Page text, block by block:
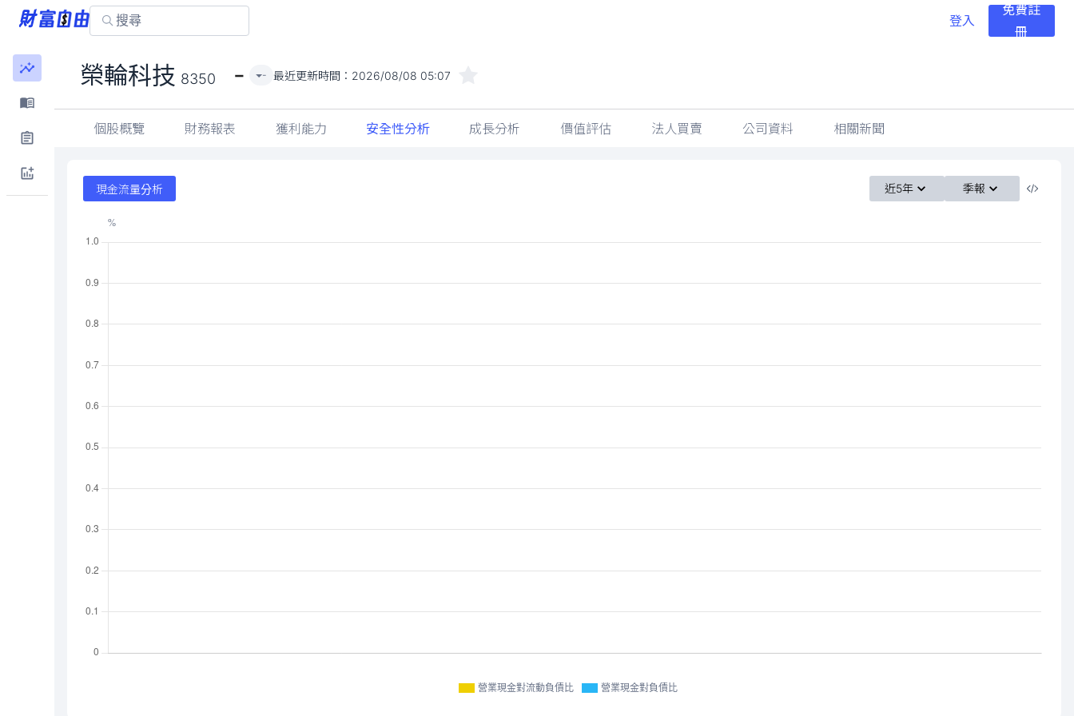
登入
免費註
冊
榮輪科技 8350 - - 最近更新時間： 2026/08/08 05:07
個股概覽 財務報表 獲利能力 安全性分析 成長分析 價值評估 法人買賣 公司資料 相關新聞
現金流量分析 近5年 季報
營業現金對流動負債比 營業現金對負債比